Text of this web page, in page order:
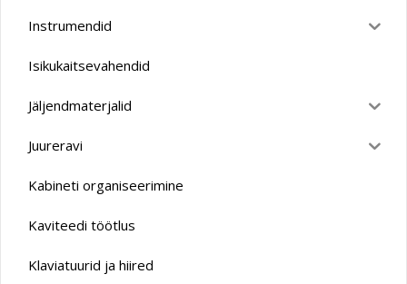
Instrumendid
Isikukaitsevahendid
Jäljendmaterjalid
Juureravi
Kabineti organiseerimine
Kaviteedi töötlus
Klaviatuurid ja hiired